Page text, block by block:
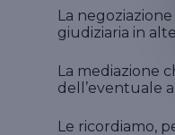
La
giudiziaria in
La mediazione
dell’eventuale
Le ricordiamo,